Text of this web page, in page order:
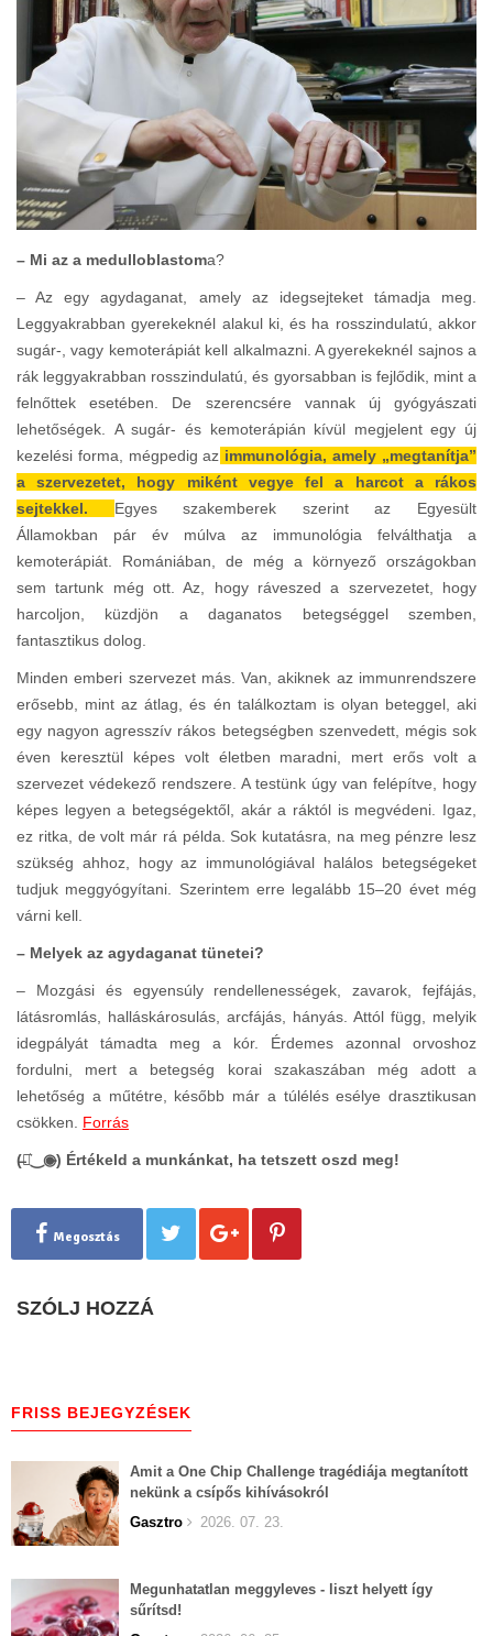
– Mi az a medulloblastoma?
– Az egy agydaganat, amely az idegsejteket támadja meg.
Leggyakrabban gyerekeknél alakul ki, és ha rosszindulatú, akkor
sugár-, vagy kemoterápiát kell alkalmazni. A gyerekeknél sajnos a
rák leggyakrabban rosszindulatú, és gyorsabban is fejlődik, mint a
felnőttek esetében. De szerencsére vannak új gyógyászati
lehetőségek. A sugár- és kemoterápián kívül megjelent egy új
kezelési forma, mégpedig az immunológia, amely „megtanítja”
a szervezetet, hogy miként vegye fel a harcot a rákos
sejtekkel. Egyes szakemberek szerint az Egyesült
Államokban pár év múlva az immunológia felválthatja a
kemoterápiát. Romániában, de még a környező országokban
sem tartunk még ott. Az, hogy ráveszed a szervezetet, hogy
harcoljon, küzdjön a daganatos betegséggel szemben,
fantasztikus dolog.
Minden emberi szervezet más. Van, akiknek az immunrendszere
erősebb, mint az átlag, és én találkoztam is olyan beteggel, aki
egy nagyon agresszív rákos betegségben szenvedett, mégis sok
éven keresztül képes volt életben maradni, mert erős volt a
szervezet védekező rendszere. A testünk úgy van felépítve, hogy
képes legyen a betegségektől, akár a ráktól is megvédeni. Igaz,
ez ritka, de volt már rá példa. Sok kutatásra, na meg pénzre lesz
szükség ahhoz, hogy az immunológiával halálos betegségeket
tudjuk meggyógyítani. Szerintem erre legalább 15–20 évet még
várni kell.
– Melyek az agydaganat tünetei?
– Mozgási és egyensúly rendellenességek, zavarok, fejfájás,
látásromlás, halláskárosulás, arcfájás, hányás. Attól függ, melyik
idegpályát támadta meg a kór. Érdemes azonnal orvoshoz
fordulni, mert a betegség korai szakaszában még adott a
lehetőség a műtétre, később már a túlélés esélye drasztikusan
csökken. Forrás
(̶◉͛‿◉̶) Értékeld a munkánkat, ha tetszett oszd meg!
Megosztás
SZÓLJ HOZZÁ
FRISS BEJEGYZÉSEK
Amit a One Chip Challenge tragédiája megtanított
nekünk a csípős kihívásokról
Gasztro
2026. 07. 23.
Megunhatatlan meggyleves - liszt helyett így
sűrítsd!